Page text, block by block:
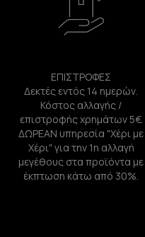
ΕΠΙΣΤΡΟΦΕΣ
Δεκτές εντός 14 ημερών.
Κόστος αλλαγής /
επιστροφής χρημάτων 5€.
ΔΩΡΕΑΝ υπηρεσία "Χέρι με
Χέρι" για την 1η αλλαγή
μεγέθους στα προϊόντα με
έκπτωση κάτω από 30%.